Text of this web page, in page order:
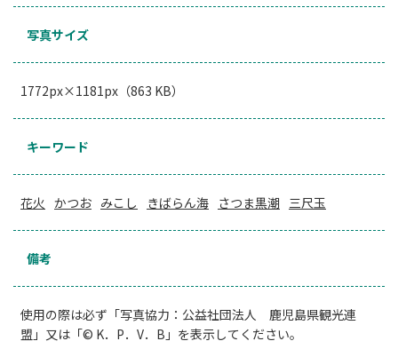
写真サイズ
1772px×1181px（863 KB）
キーワード
花火 かつお みこし きばらん海 さつま黒潮 三尺玉
備考
使用の際は必ず「写真協力：公益社団法人 鹿児島県観光連
盟」又は「© K．P．V．B」を表示してください。